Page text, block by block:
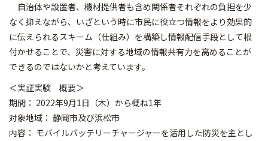
自治体や設置者、機材提供者も含め関係者それぞれの負担を少
なく抑えながら、いざという時に市民に役立つ情報をより効果的
に伝えられるスキーム（仕組み）を構築し情報配信手段として根
付かせることで、災害に対する地域の情報共有力を高めることが
できるのではないかと考えています。
＜実証実験 概要＞
期間： 2022年9月1日（木）から概ね1年
対象地域： 静岡市及び浜松市
内容： モバイルバッテリーチャージャーを活用した防災を主とし